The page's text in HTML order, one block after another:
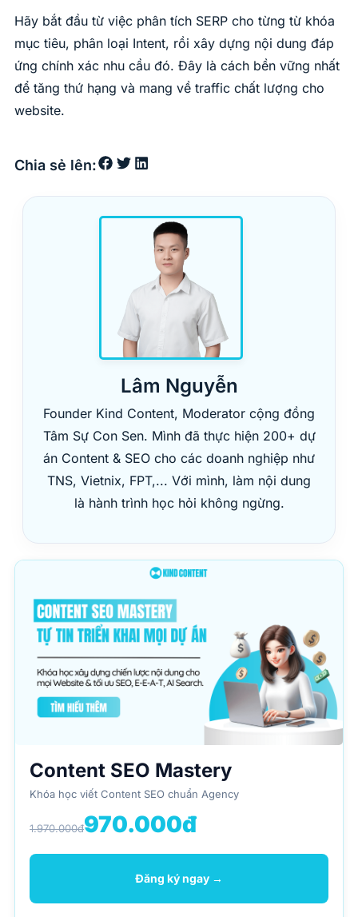
Hãy bắt đầu từ việc phân tích SERP cho từng từ khóa
mục tiêu, phân loại Intent, rồi xây dựng nội dung đáp
ứng chính xác nhu cầu đó. Đây là cách bền vững nhất
để tăng thứ hạng và mang về traffic chất lượng cho
website.
Chia sẻ lên:
Lâm Nguyễn
Founder Kind Content, Moderator cộng đồng
Tâm Sự Con Sen. Mình đã thực hiện 200+ dự
án Content & SEO cho các doanh nghiệp như
TNS, Vietnix, FPT,... Với mình, làm nội dung
là hành trình học hỏi không ngừng.
Content SEO Mastery
Khóa học viết Content SEO chuẩn Agency
1.970.000đ970.000đ
Đăng ký ngay →